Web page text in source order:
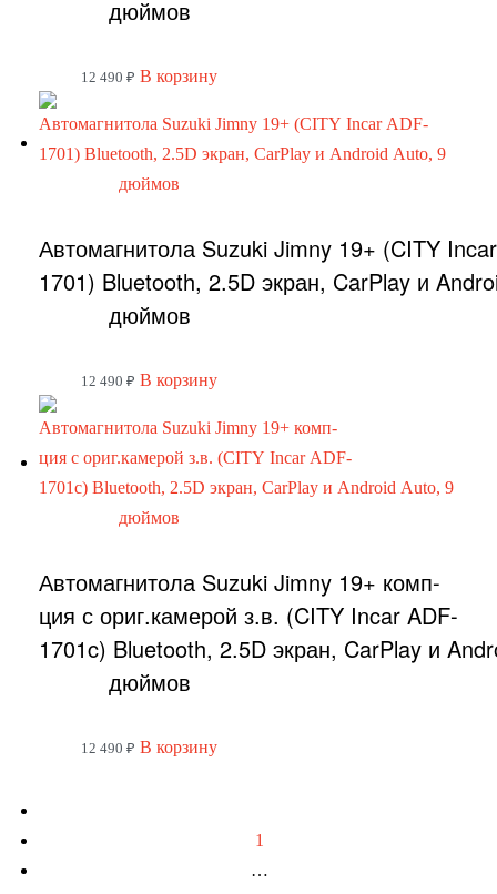
дюймов
12 490 ₽ В корзину
Автомагнитола Suzuki Jimny 19+ (CITY
1701) Bluetooth, 2.5D экран, CarPlay и
дюймов
12 490 ₽ В корзину
Автомагнитола Suzuki Jimny 19+ комп-
ция с ориг.камерой з.в. (CITY Incar ADF-
1701c) Bluetooth, 2.5D экран, CarPlay и
дюймов
12 490 ₽ В корзину
1
…